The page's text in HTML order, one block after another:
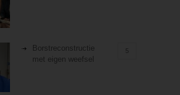
Borstreconstructie
met eigen weefsel
5